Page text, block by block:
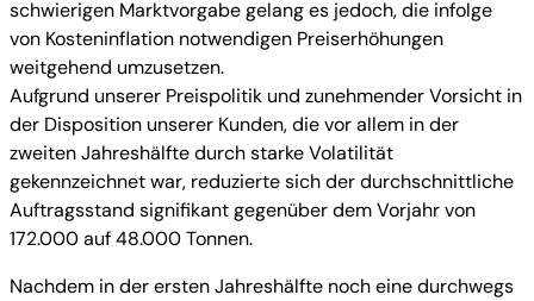
schwierigen Marktvorgabe gelang es jedoch, die infolge
von Kosteninflation notwendigen Preiserhöhungen
weitgehend umzusetzen.
Aufgrund unserer Preispolitik und zunehmender Vorsicht in
der Disposition unserer Kunden, die vor allem in der
zweiten Jahreshälfte durch starke Volatilität
gekennzeichnet war, reduzierte sich der durchschnittliche
Auftragsstand signifikant gegenüber dem Vorjahr von
172.000 auf 48.000 Tonnen.
Nachdem in der ersten Jahreshälfte noch eine durchwegs